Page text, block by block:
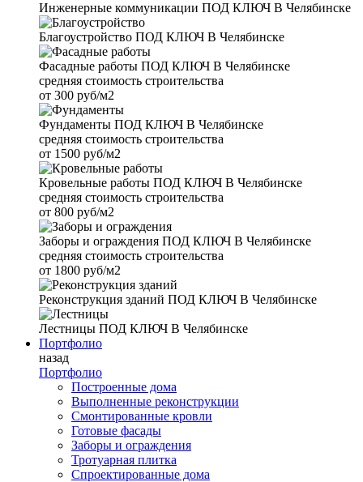
Инженерные коммуникации ПОД КЛЮЧ В Челябинске
Благоустройство ПОД КЛЮЧ В Челябинске
Фасадные работы ПОД КЛЮЧ В Челябинске
средняя стоимость строительства
от 300 руб/м2
Фундаменты ПОД КЛЮЧ В Челябинске
средняя стоимость строительства
от 1500 руб/м2
Кровельные работы ПОД КЛЮЧ В Челябинске
средняя стоимость строительства
от 800 руб/м2
Заборы и ограждения ПОД КЛЮЧ В Челябинске
средняя стоимость строительства
от 1800 руб/м2
Реконструкция зданий ПОД КЛЮЧ В Челябинске
Лестницы ПОД КЛЮЧ В Челябинске
Портфолио
назад
Портфолио
Построенные дома
Выполненные реконструкции
Смонтированные кровли
Готовые фасады
Заборы и ограждения
Тротуарная плитка
Спроектированные дома